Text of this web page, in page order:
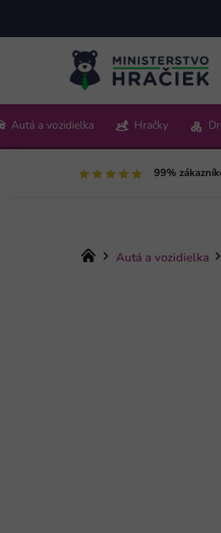
obsah
Pon-Pia 9:00-15:00
Autá a vozidielka Hračky
99%
Domov
Autá a vozidielka